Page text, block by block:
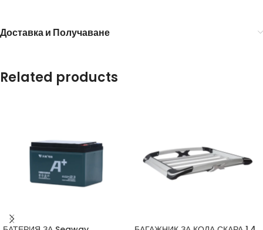
Доставка и Получаване
Related products